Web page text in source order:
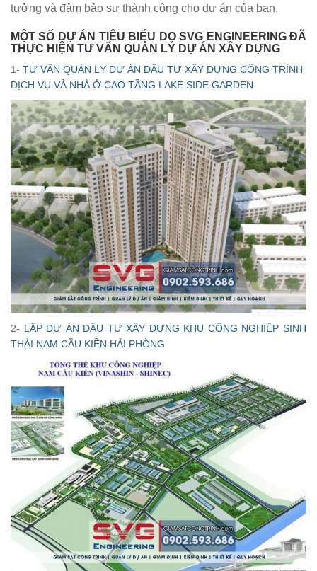
tưởng và đảm bảo sự thành công cho dự án của bạn.
MỘT SỐ DỰ ÁN TIÊU BIỂU DO SVG ENGINEERING ĐÃ
THỰC HIỆN TƯ VẤN QUẢN LÝ DỰ ÁN XÂY DỰNG
1- TƯ VẤN QUẢN LÝ DỰ ÁN ĐẦU TƯ XÂY DỰNG CÔNG TRÌNH
DỊCH VỤ VÀ NHÀ Ở CAO TẦNG LAKE SIDE GARDEN
2- LẬP DỰ ÁN ĐẦU TƯ XÂY DỰNG KHU CÔNG NGHIỆP SINH
THÁI NAM CẦU KIỀN HẢI PHÒNG